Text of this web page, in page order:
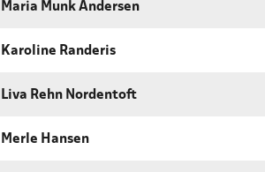
Maria Munk Andersen
Karoline Randeris
Liva Rehn Nordentoft
Merle Hansen